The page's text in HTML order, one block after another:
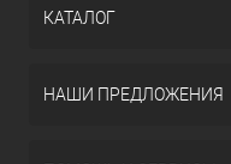
КАТАЛОГ
НАШИ ПРЕДЛОЖЕНИЯ